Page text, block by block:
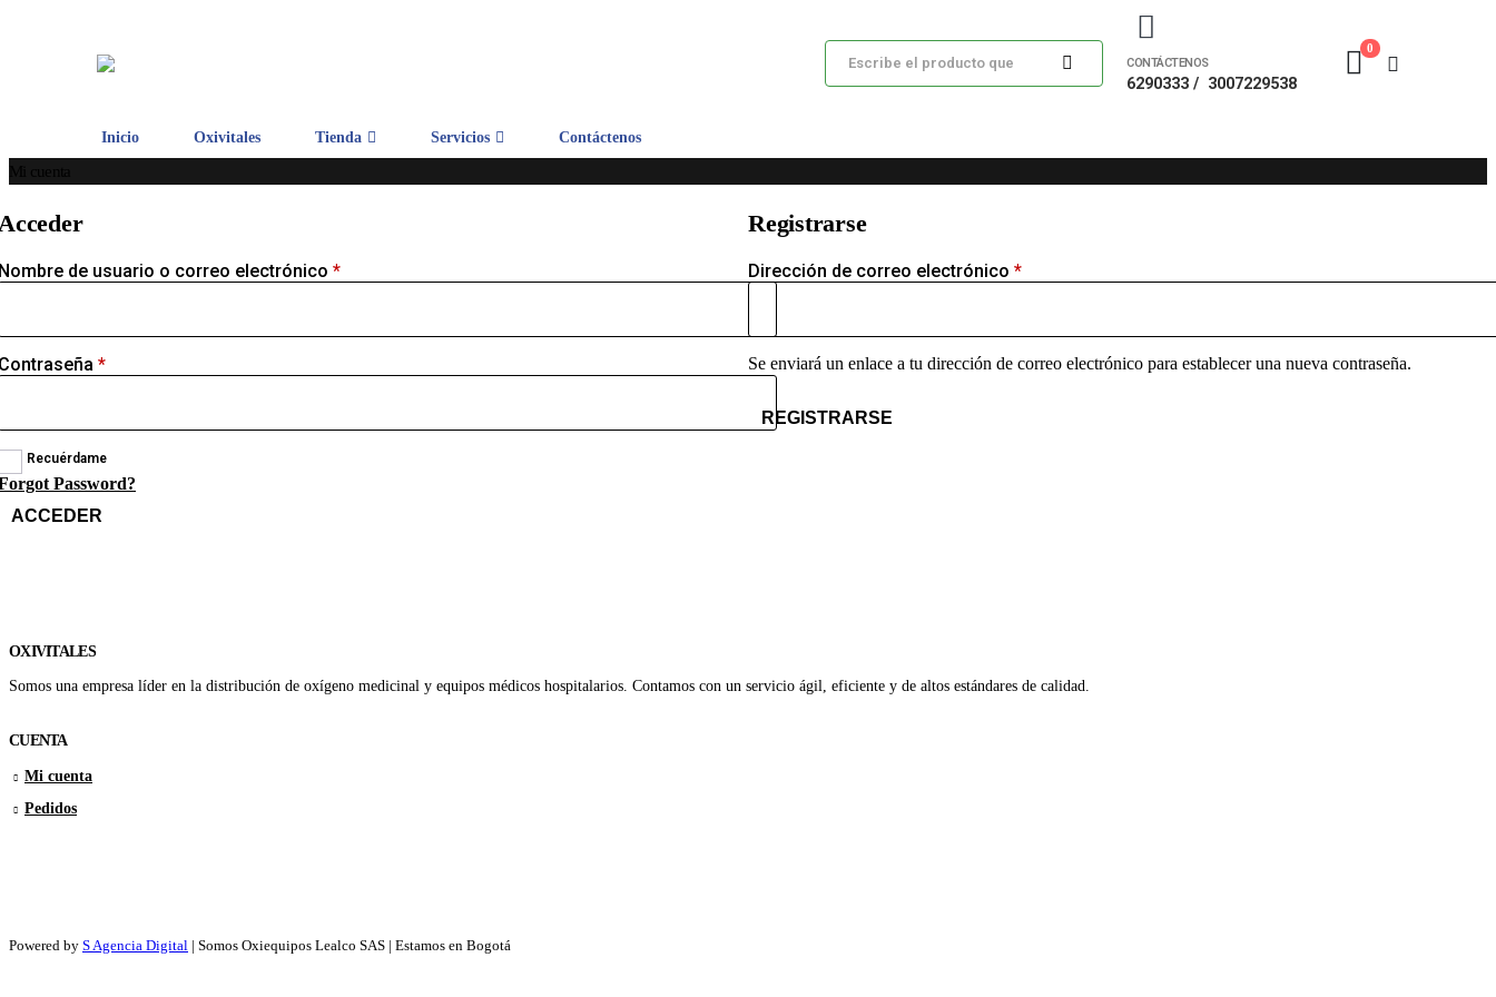
CONTÁCTENOS
6290333 / 3007229538
0
Inicio Oxivitales Tienda Servicios Contáctenos
de usuario o correo electrónico *
*
Recuérdame
Password?
ACCEDER
Registrarse
Dirección de correo electrónico *
Se enviará un enlace a tu dirección de correo electrónico para establecer una nueva contraseña.
REGISTRARSE
OXIVITALES
Somos una empresa líder en la distribución de oxígeno medicinal y equipos médicos hospitalarios. Contamos con un servicio ágil, eficiente y de altos estándares de calidad.
CUENTA
Mi cuenta
Pedidos
Powered by S Agencia Digital | Somos Oxiequipos Lealco SAS | Estamos en Bogotá